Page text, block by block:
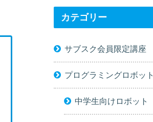
カテゴリー
サブスク会員限定講座
プログラミングロボット
中学生向けロボット